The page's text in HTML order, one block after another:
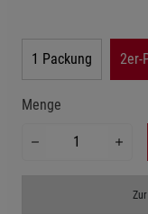
1 Packung 2er-
Menge